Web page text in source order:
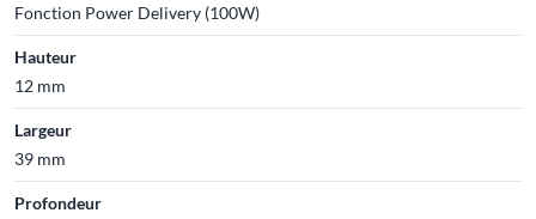
Fonction Power Delivery (100W)
Hauteur
12 mm
Largeur
39 mm
Profondeur